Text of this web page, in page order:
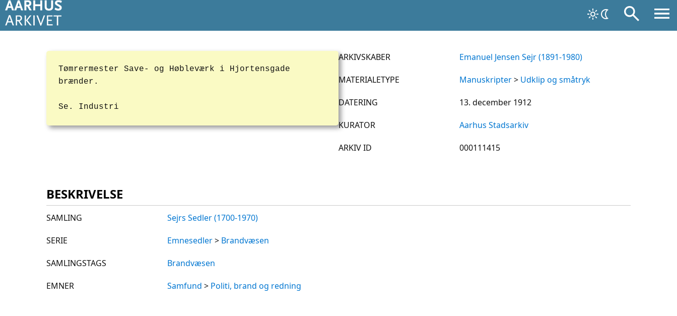
Tømrermester Save- og Høbleværk i Hjortensgade
brænder.
Se. Industri
ARKIVSKABER Emanuel Jensen Sejr (1891-1980)
MATERIALETYPE Manuskripter> Udklip og småtryk
DATERING 13. december 1912
KURATOR Aarhus Stadsarkiv
ARKIV ID 000111415
BESKRIVELSE
SAMLING Sejrs Sedler (1700-1970)
SERIE Emnesedler> Brandvæsen
SAMLINGSTAGS Brandvæsen
EMNER Samfund > Politi, brand og redning